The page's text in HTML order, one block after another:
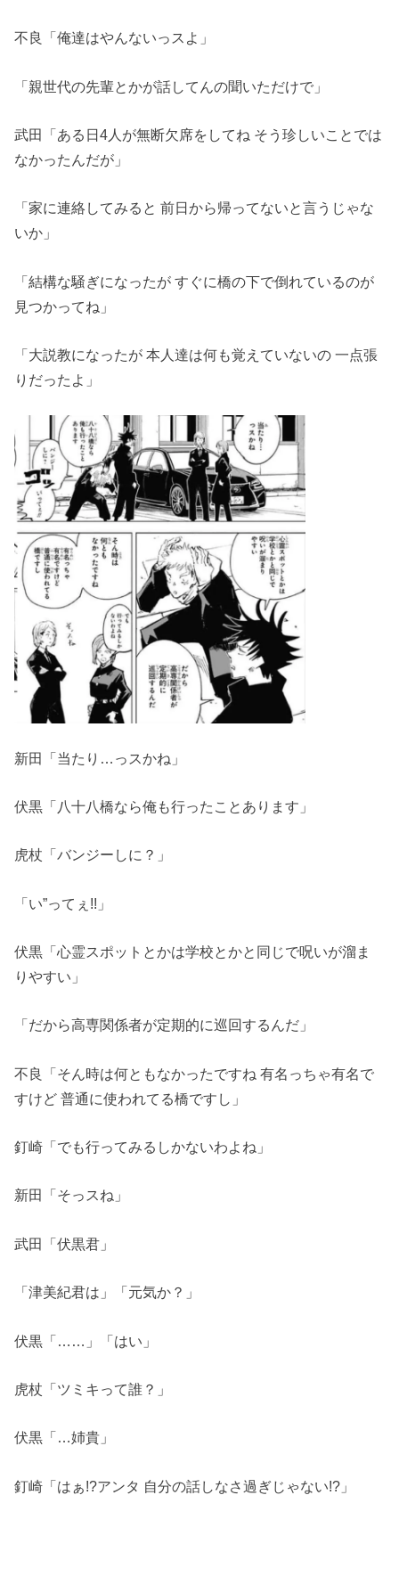
不良「俺達はやんないっスよ」
「親世代の先輩とかが話してんの聞いただけで」
武田「ある日4人が無断欠席をしてね そう珍しいことでは
なかったんだが」
「家に連絡してみると 前日から帰ってないと言うじゃな
いか」
「結構な騒ぎになったが すぐに橋の下で倒れているのが
見つかってね」
「大説教になったが 本人達は何も覚えていないの 一点張
りだったよ」
新田「当たり…っスかね」
伏黒「八十八橋なら俺も行ったことあります」
虎杖「バンジーしに？」
「い”ってぇ!!」
伏黒「心霊スポットとかは学校とかと同じで呪いが溜ま
りやすい」
「だから高専関係者が定期的に巡回するんだ」
不良「そん時は何ともなかったですね 有名っちゃ有名で
すけど 普通に使われてる橋ですし」
釘崎「でも行ってみるしかないわよね」
新田「そっスね」
武田「伏黒君」
「津美紀君は」「元気か？」
伏黒「……」「はい」
虎杖「ツミキって誰？」
伏黒「…姉貴」
釘崎「はぁ!?アンタ 自分の話しなさ過ぎじゃない!?」